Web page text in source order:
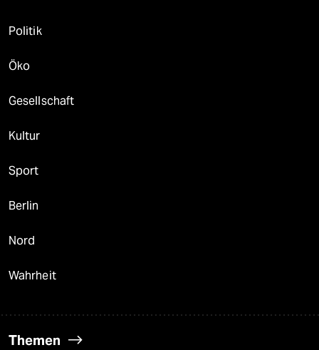
Politik
Öko
Gesellschaft
Kultur
Sport
Berlin
Nord
Wahrheit
Themen